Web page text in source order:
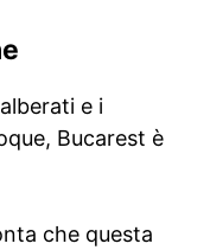
e i
Bucarest è
che questa